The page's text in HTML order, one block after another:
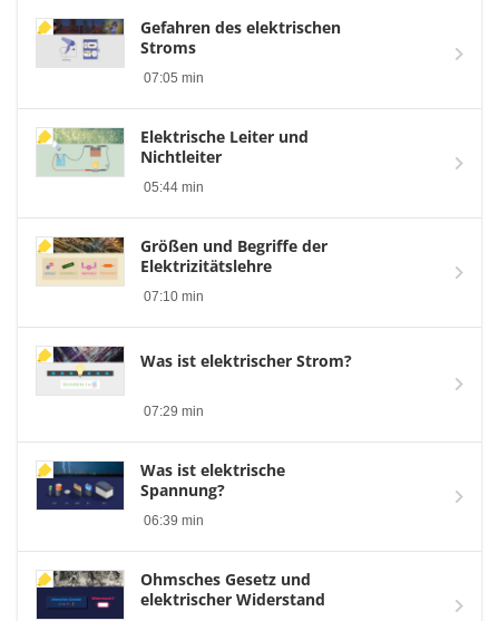
Gefahren des elektrischen
Stroms
07:05 min
Elektrische Leiter und
Nichtleiter
05:44 min
Größen und Begriffe der
Elektrizitätslehre
07:10 min
Was ist elektrischer Strom?
07:29 min
Was ist elektrische
Spannung?
06:39 min
Ohmsches Gesetz und
elektrischer Widerstand